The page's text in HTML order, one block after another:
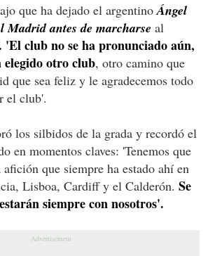
que ha dejado el argentino Ángel
Madrid antes de marcharse al
'El club no se ha pronunciado aún,
elegido otro club, otro camino que
que sea feliz y le agradecemos todo
el club'.
los silbidos de la grada y recordó el
en momentos claves: 'Tenemos que
afición que siempre ha estado ahí en
Lisboa, Cardiff y el Calderón. Se
siempre con nosotros'.